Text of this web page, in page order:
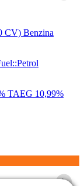
CV) Benzina
TAEG 10,99%